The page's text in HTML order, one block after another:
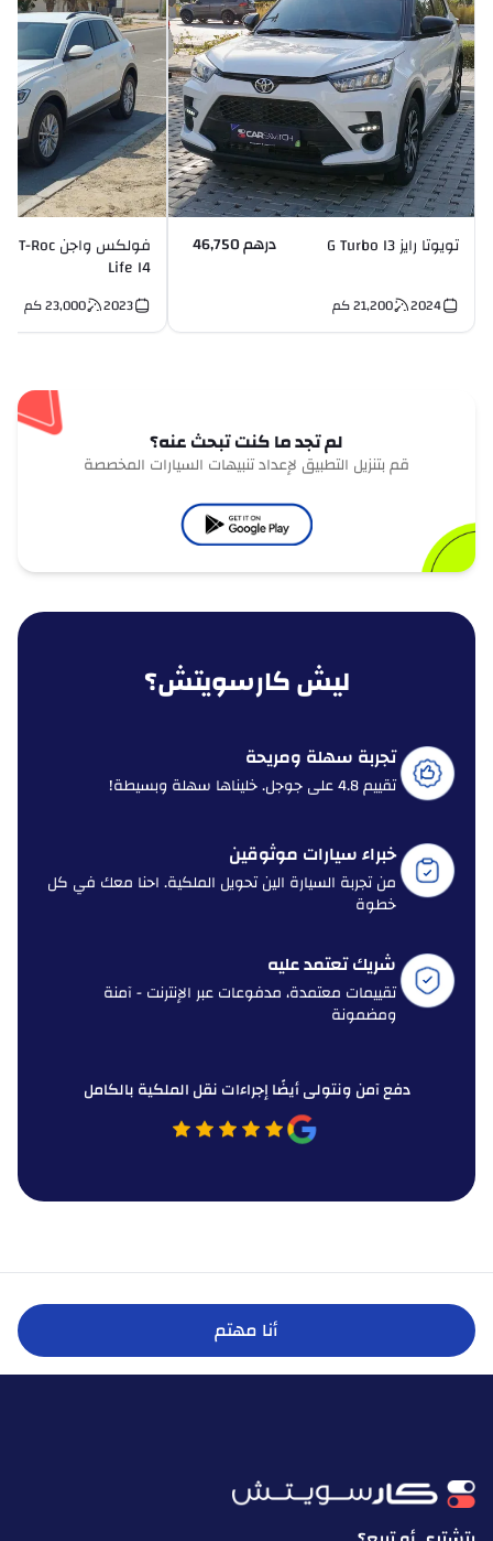
تويوتا رايز G Turbo I3 درهم 46,750
2024
21,200 كم
فولكس واجن T-Roc
Life I4
2023
23,000 كم
لم تجد ما كنت تبحث عنه؟
قم بتنزيل التطبيق لإعداد تنبيهات السيارات المخصصة
ليش كارسويتش؟
تجربة سهلة ومريحة
تقييم 4.8 على جوجل. خليناها سهلة وبسيطة!
خبراء سيارات موثوقين
من تجربة السيارة الين تحويل الملكية. احنا معك في كل
خطوة
شريك تعتمد عليه
تقييمات معتمدة، مدفوعات عبر الإنترنت - آمنة
ومضمونة
دفع آمن ونتولى أيضًا إجراءات نقل الملكية بالكامل
أنا مهتم